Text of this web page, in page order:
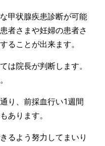
甲状腺疾患診断が可能
者さまや妊婦の患者さ
ることが出来ます。
は院長が判断します。
り、前採血行い1週間
あります。
るよう努力してまいり